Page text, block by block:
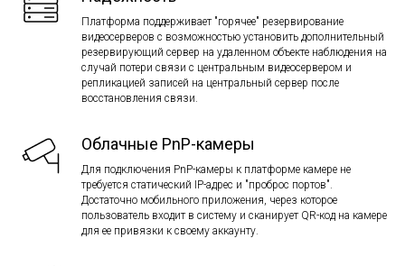
Платформа поддерживает "горячее" резервирование
видеосерверов с возможностью установить дополнительный
резервирующий сервер на удаленном объекте наблюдения на
случай потери связи с центральным видеосервером и
репликацией записей на центральный сервер после
восстановления связи.
Облачные PnP-камеры
Для подключения PnP-камеры к платформе камере не
требуется статический IP-адрес и "проброс портов".
Достаточно мобильного приложения, через которое
пользователь входит в систему и сканирует QR-код на камере
для ее привязки к своему аккаунту.